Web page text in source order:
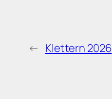
← Klettern 2026